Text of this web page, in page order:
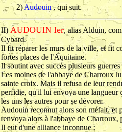
2)Audouin, qui suit.
II)AUDOUIN Ier, alias Alduin,
Cybard.
Il fit réparer les murs de la ville, et fit
fortes places de l'Aquitaine.
Il soutint avec succès plusieurs
Les moines de l'abbaye de Charroux
sainte croix. Mais il refusa de leur
perfidie, qu'il lui envoya une langueur
les uns les autres pour se dévorer.
Audouin reconnut alors son méfait, et
renvoya alors à l'abbaye de Charroux,
Il eut d'une alliance inconnue :